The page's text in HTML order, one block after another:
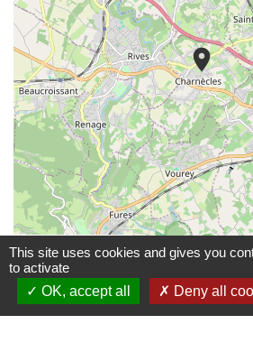
location_on
© OpenStreetMap
This site uses cookies and gives you
to activate
OK, accept all
Deny all